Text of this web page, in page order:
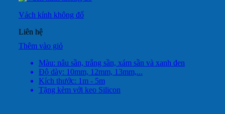
Vách kính không đố
Liên hệ
Thêm vào giỏ
Màu: nâu sần, trắng sần, xám sần và xanh đen
Độ dày: 10mm, 12mm, 13mm,...
Kích thước: 1m - 5m
Tặng kèm với keo Silicon